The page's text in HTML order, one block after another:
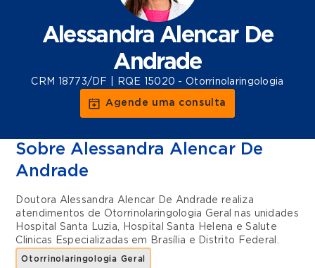
Alessandra Alencar De
Andrade
CRM 18773/DF | RQE 15020 - Otorrinolaringologia
Agende uma consulta
Sobre Alessandra Alencar De
Andrade
Doutora Alessandra Alencar De Andrade realiza
atendimentos de Otorrinolaringologia Geral
nas unidades
Hospital Santa Luzia, Hospital Santa Helena eSalute
Clinicas Especializadas em Brasília e Distrito Federal .
Otorrinolaringologia Geral